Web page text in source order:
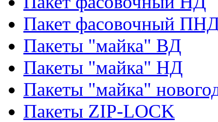
Пакет фасовочный
Пакеты "майка" ВД
Пакеты "майка" НД
Пакеты "майка"
Пакеты ZIP-LOCK